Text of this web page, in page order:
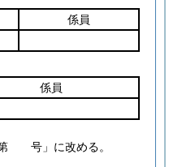
係員
係員
第 号」に改める。